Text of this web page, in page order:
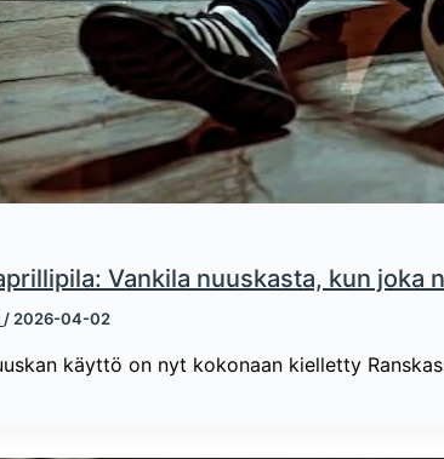
Vankila nuuskasta, kun joka
/ 2026-04-02
käyttö on nyt kokonaan kielletty